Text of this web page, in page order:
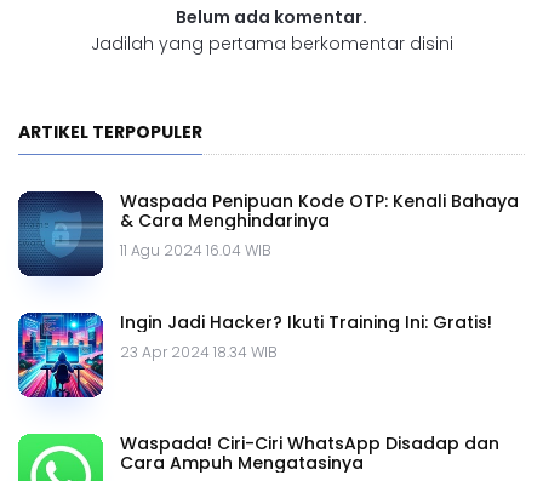
Belum ada komentar.
Jadilah yang pertama berkomentar disini
ARTIKEL TERPOPULER
Waspada Penipuan Kode OTP: Kenali Bahaya
& Cara Menghindarinya
11 Agu 2024 16.04 WIB
Ingin Jadi Hacker? Ikuti Training Ini: Gratis!
23 Apr 2024 18.34 WIB
Waspada! Ciri-Ciri WhatsApp Disadap dan
Cara Ampuh Mengatasinya